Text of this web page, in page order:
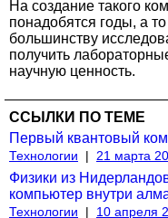
На создание такого
понадобятся годы, а
большинству
получить
научную ценность.
ССЫЛКИ ПО ТЕМЕ
Первый квантовый
Технологии | 21 марта
Физики из
компьютер внутри
Технологии | 10 апреля